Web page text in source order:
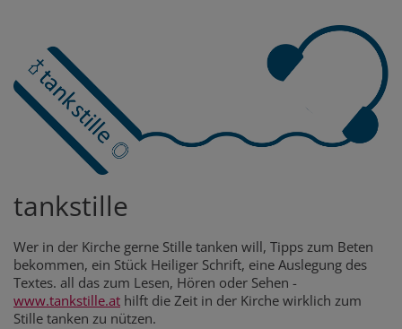
tankstille
Wer in der Kirche gerne Stille tanken will, Tipps zum Beten
bekommen, ein Stück Heiliger Schrift, eine Auslegung des
Textes. all das zum Lesen, Hören oder Sehen -
www.tankstille.at hilft die Zeit in der Kirche wirklich zum
Stille tanken zu nützen.